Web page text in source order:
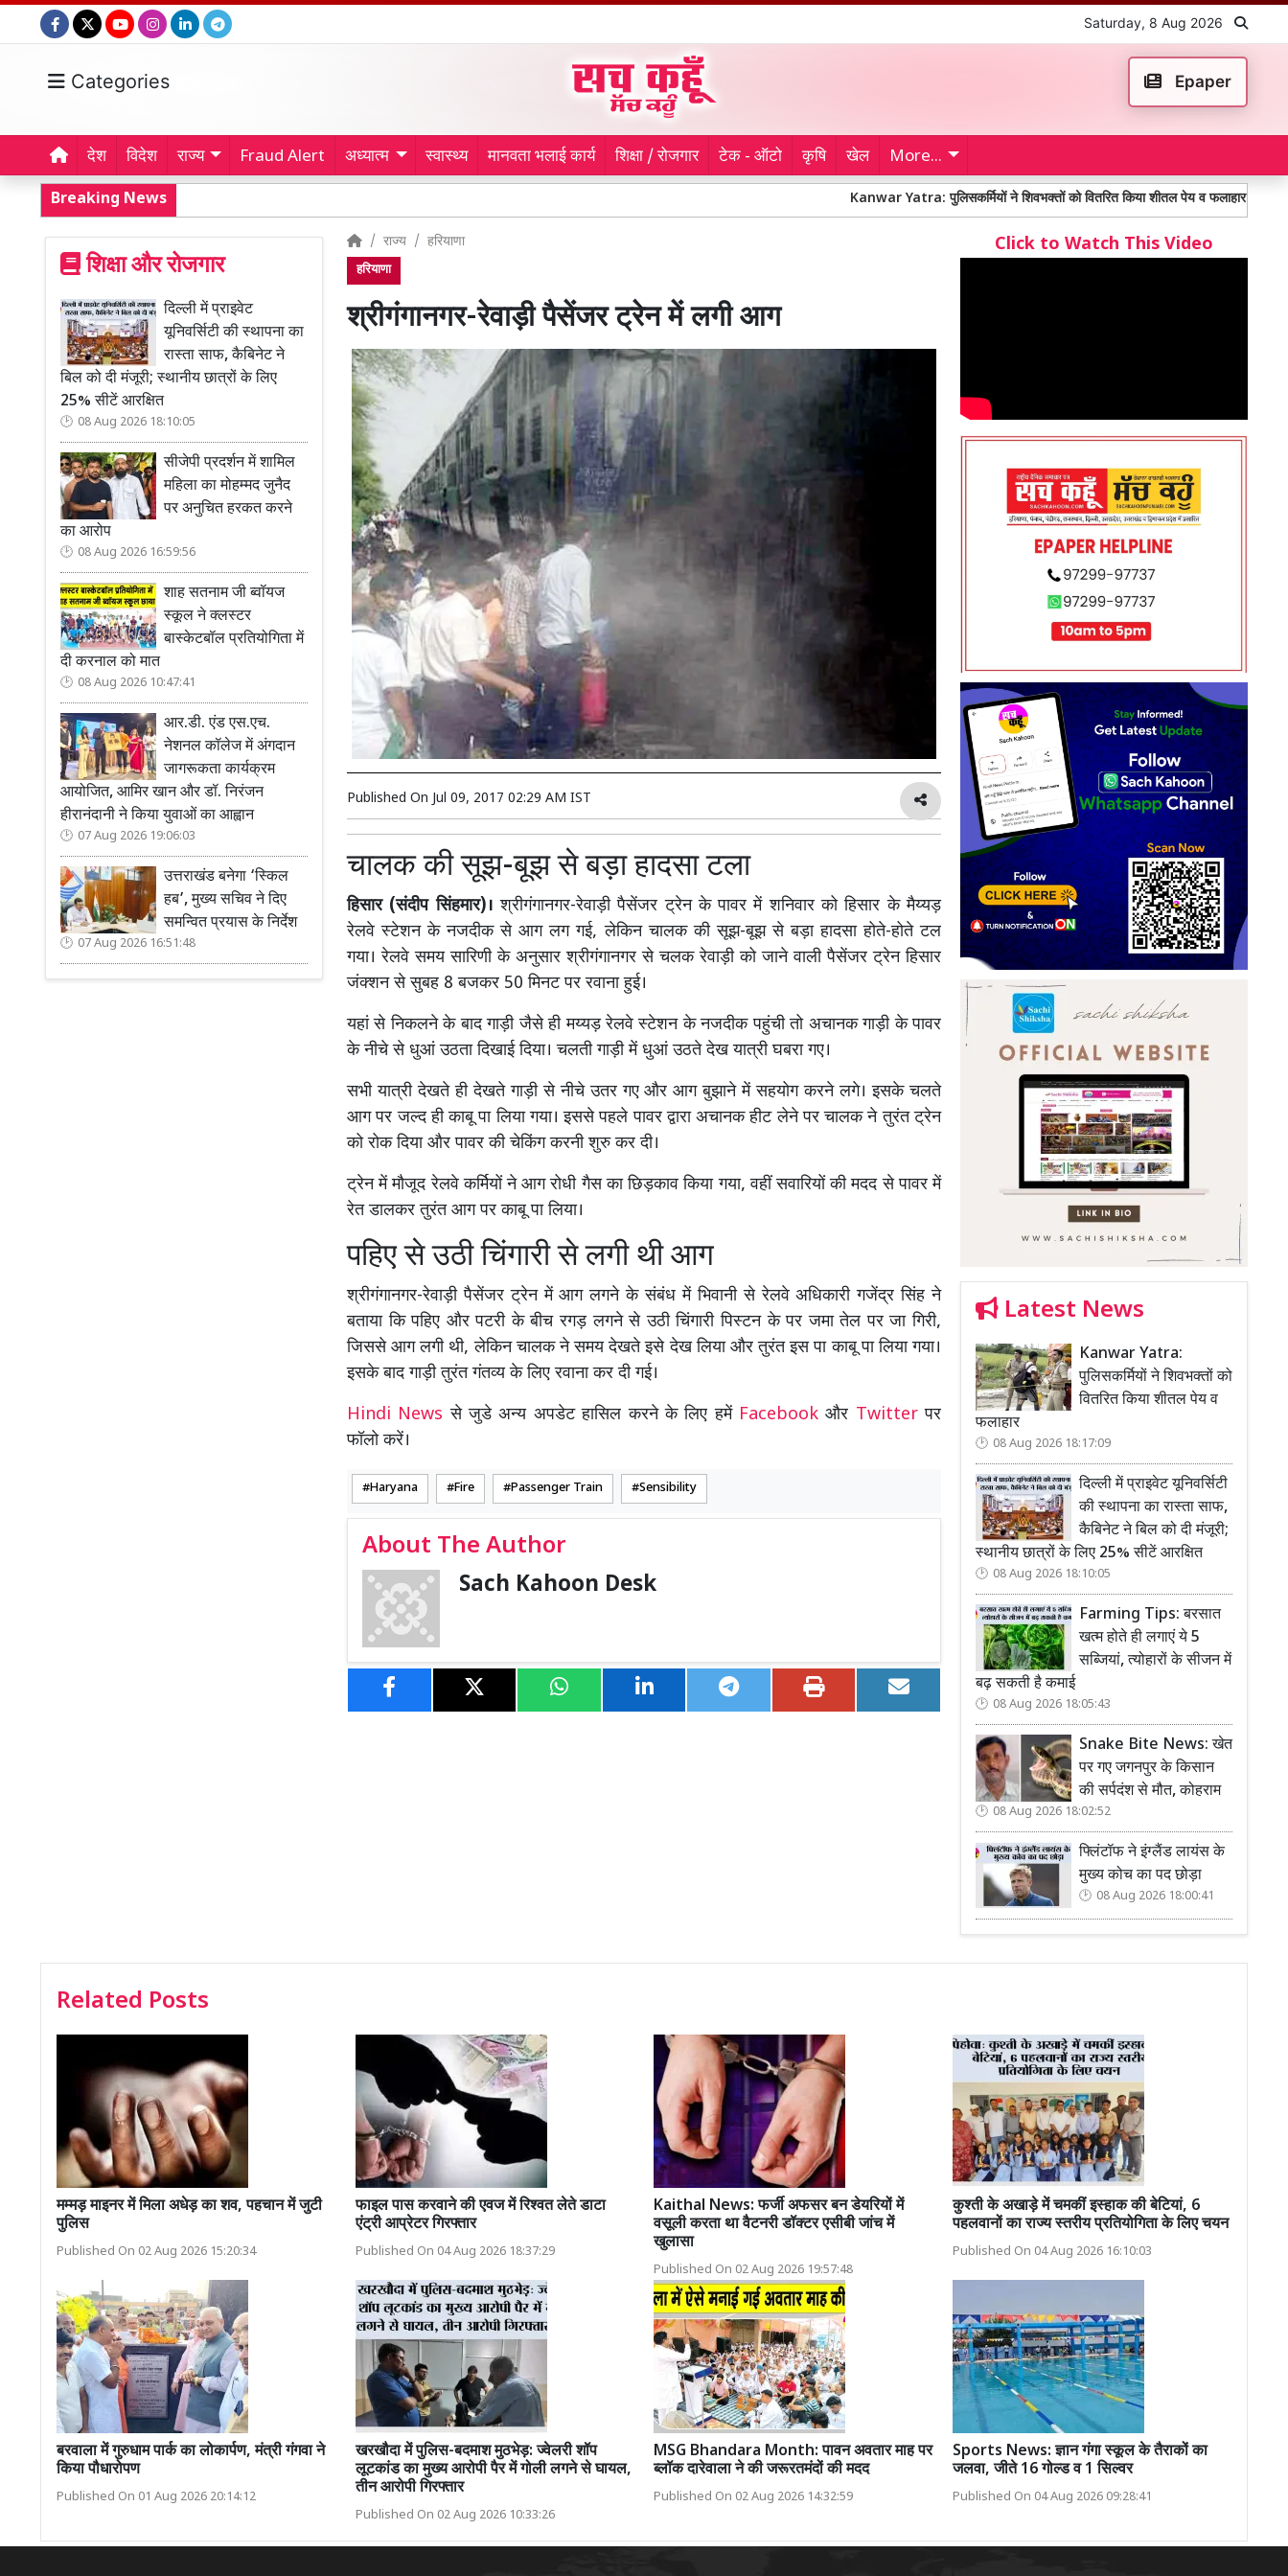
Saturday, 8 Aug 2026
Categories Epaper
देश विदेश राज्य Fraud Alert अध्यात्म स्वास्थ्य मानवता भलाई कार्य शिक्षा / रोजगार टेक - ऑटो कृषि खेल More...
Breaking News Kanwar Yatra: पुलिसकर्मियों ने शिवभक्तों को वितरित किया शीतल पेय व फलाहार दिल्ली में
शिक्षा और रोजगार
दिल्ली में प्राइवेट
यूनिवर्सिटी की स्थापना का
रास्ता साफ, कैबिनेट ने
बिल को दी मंजूरी; स्थानीय छात्रों के लिए
25% सीटें आरक्षित
08 Aug 2026 18:10:05
सीजेपी प्रदर्शन में शामिल
महिला का मोहम्मद जुनैद
पर अनुचित हरकत करने
का आरोप
08 Aug 2026 16:59:56
शाह सतनाम जी ब्वॉयज
स्कूल ने क्लस्टर
बास्केटबॉल प्रतियोगिता में
दी करनाल को मात
08 Aug 2026 10:47:41
आर.डी. एंड एस.एच.
नेशनल कॉलेज में अंगदान
जागरूकता कार्यक्रम
आयोजित, आमिर खान और डॉ. निरंजन
हीरानंदानी ने किया युवाओं का आह्वान
07 Aug 2026 19:06:03
उत्तराखंड बनेगा ‘स्किल
हब’, मुख्य सचिव ने दिए
समन्वित प्रयास के निर्देश
07 Aug 2026 16:51:48
राज्य हरियाणा
हरियाणा
श्रीगंगानगर-रेवाड़ी पैसेंजर ट्रेन में लगी आग
Published On Jul 09, 2017 02:29 AM IST
चालक की सूझ-बूझ से बड़ा हादसा टला
हिसार (संदीप सिंहमार)। श्रीगंगानगर-रेवाड़ी पैसेंजर ट्रेन के पावर में शनिवार को हिसार के मैय्यड़
रेलवे स्टेशन के नजदीक से आग लग गई, लेकिन चालक की सूझ-बूझ से बड़ा हादसा होते-होते टल
गया। रेलवे समय सारिणी के अनुसार श्रीगंगानगर से चलक रेवाड़ी को जाने वाली पैसेंजर ट्रेन हिसार
जंक्शन से सुबह 8 बजकर 50 मिनट पर रवाना हुई।
यहां से निकलने के बाद गाड़ी जैसे ही मय्यड़ रेलवे स्टेशन के नजदीक पहुंची तो अचानक गाड़ी के पावर
के नीचे से धुआं उठता दिखाई दिया। चलती गाड़ी में धुआं उठते देख यात्री घबरा गए।
सभी यात्री देखते ही देखते गाड़ी से नीचे उतर गए और आग बुझाने में सहयोग करने लगे। इसके चलते
आग पर जल्द ही काबू पा लिया गया। इससे पहले पावर द्वारा अचानक हीट लेने पर चालक ने तुरंत ट्रेन
को रोक दिया और पावर की चेकिंग करनी शुरु कर दी।
ट्रेन में मौजूद रेलवे कर्मियों ने आग रोधी गैस का छिड़काव किया गया, वहीं सवारियों की मदद से पावर में
रेत डालकर तुरंत आग पर काबू पा लिया।
पहिए से उठी चिंगारी से लगी थी आग
श्रीगंगानगर-रेवाड़ी पैसेंजर ट्रेन में आग लगने के संबंध में भिवानी से रेलवे अधिकारी गजेंद्र सिंह ने
बताया कि पहिए और पटरी के बीच रगड़ लगने से उठी चिंगारी पिस्टन के पर जमा तेल पर जा गिरी,
जिससे आग लगी थी, लेकिन चालक ने समय देखते इसे देख लिया और तुरंत इस पा काबू पा लिया गया।
इसके बाद गाड़ी तुरंत गंतव्य के लिए रवाना कर दी गई।
Hindi Newsसे जुडे अन्य अपडेट हासिल करने के लिए हमें Facebookऔर Twitterपर
फॉलो करें।
Haryana Fire Passenger Train Sensibility
About The Author
Sach Kahoon Desk
Click to Watch This Video
Latest News
Kanwar Yatra:
पुलिसकर्मियों ने शिवभक्तों को
वितरित किया शीतल पेय व
फलाहार
08 Aug 2026 18:17:09
दिल्ली में प्राइवेट यूनिवर्सिटी
की स्थापना का रास्ता साफ,
कैबिनेट ने बिल को दी मंजूरी;
स्थानीय छात्रों के लिए 25% सीटें आरक्षित
08 Aug 2026 18:10:05
Farming Tips: बरसात
खत्म होते ही लगाएं ये 5
सब्जियां, त्योहारों के सीजन में
बढ़ सकती है कमाई
08 Aug 2026 18:05:43
Snake Bite News: खेत
पर गए जगनपुर के किसान
की सर्पदंश से मौत, कोहराम
08 Aug 2026 18:02:52
फ्लिंटॉफ ने इंग्लैंड लायंस के
मुख्य कोच का पद छोड़ा
08 Aug 2026 18:00:41
Related Posts
मम्मड़ माइनर में मिला अधेड़ का शव, पहचान में जुटी
पुलिस
Published On 02 Aug 2026 15:20:34
फाइल पास करवाने की एवज में रिश्वत लेते डाटा
एंट्री आप्रेटर गिरफ्तार
Published On 04 Aug 2026 18:37:29
Kaithal News: फर्जी अफसर बन डेयरियों में
वसूली करता था वैटनरी डॉक्टर एसीबी जांच में
खुलासा
Published On 02 Aug 2026 19:57:48
कुश्ती के अखाड़े में चमकीं इस्हाक की बेटियां, 6
पहलवानों का राज्य स्तरीय प्रतियोगिता के लिए चयन
Published On 04 Aug 2026 16:10:03
बरवाला में गुरुधाम पार्क का लोकार्पण, मंत्री गंगवा ने
किया पौधारोपण
Published On 01 Aug 2026 20:14:12
खरखौदा में पुलिस-बदमाश मुठभेड़: ज्वेलरी शॉप
लूटकांड का मुख्य आरोपी पैर में गोली लगने से घायल,
तीन आरोपी गिरफ्तार
Published On 02 Aug 2026 10:33:26
MSG Bhandara Month: पावन अवतार माह पर
ब्लॉक दारेवाला ने की जरूरतमंदों की मदद
Published On 02 Aug 2026 14:32:59
Sports News: ज्ञान गंगा स्कूल के तैराकों का
जलवा, जीते 16 गोल्ड व 1 सिल्वर
Published On 04 Aug 2026 09:28:41